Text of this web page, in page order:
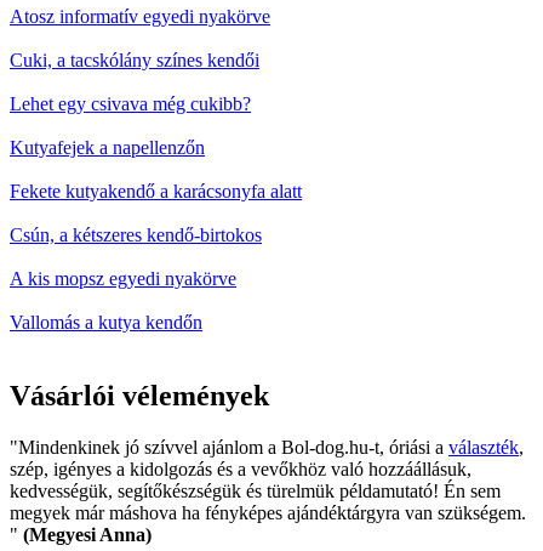
Atosz informatív egyedi nyakörve
Cuki, a tacskólány színes kendői
Lehet egy csivava még cukibb?
Kutyafejek a napellenzőn
Fekete kutyakendő a karácsonyfa alatt
Csún, a kétszeres kendő-birtokos
A kis mopsz egyedi nyakörve
Vallomás a kutya kendőn
Vásárlói vélemények
"Mindenkinek jó szívvel ajánlom a Bol-dog.hu-t, óriási a választék,
szép, igényes a kidolgozás és a vevőkhöz való hozzáállásuk,
kedvességük, segítőkészségük és türelmük példamutató! Én sem
megyek már máshova ha fényképes ajándéktárgyra van szükségem.
" (Megyesi Anna)